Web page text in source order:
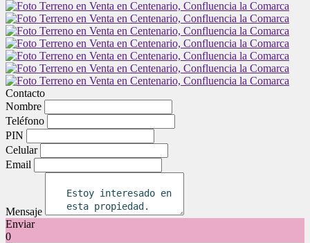
Contacto
Nombre
Teléfono
PIN
Celular
Email
Mensaje
Enviar
0